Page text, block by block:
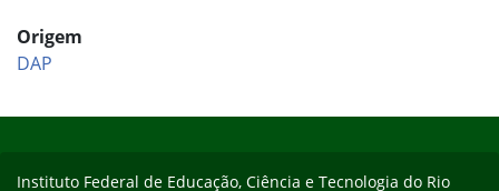
Origem
DAP
Instituto Federal de Educação, Ciência e Tecnologia do Rio